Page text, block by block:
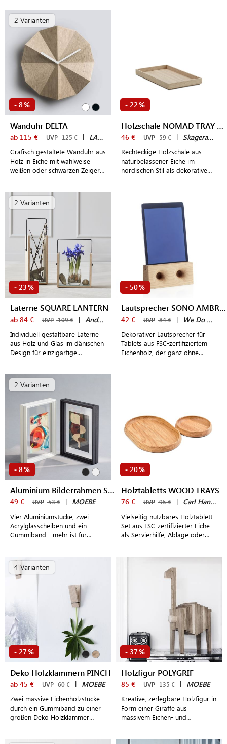
2 Varianten
- 8%
Wanduhr DELTA
ab 115 € UVP 125 € | LAWA DESIGN
Grafisch gestaltete Wanduhr aus
Holz in Eiche mit wahlweise
weißen oder schwarzen Zeigern
- 22 %
Holzschale NOMAD TRAY SMALL
46 € UVP 59 € | Skagerak by Fritz Hansen
Rechteckige Holzschale aus
naturbelassener Eiche im
nordischen Stil als dekorative
2 Varianten
- 23 %
Laterne SQUARE LANTERN
ab 84 € UVP 109 € | Andersen Furniture
Individuell gestaltbare Laterne
aus Holz und Glas im dänischen
Design für einzigartige
- 50%
Lautsprecher SONO AMBRA TABLET
42 € UVP 84 € | We Do Wood
Dekorativer Lautsprecher für
Tablets aus FSC-zertifiziertem
Eichenholz, der ganz ohne
2 Varianten
- 8%
Aluminium Bilderrahmen STANDING FRAME A5
49 € UVP 53 € | MOEBE
Vier Aluminiumstücke, zwei
Acrylglasscheiben und ein
Gummiband - mehr ist für
- 20%
Holztabletts WOOD TRAYS
76 € UVP 95 € | Carl Hansen & Søn
Vielseitig nutzbares Holztablett
Set aus FSC-zertifizierter Eiche
als Servierhilfe, Ablage oder
4 Varianten
- 27%
Deko Holzklammern PINCH
ab 45 € UVP 60 € | MOEBE
Zwei massive Eichenholzstücke
durch ein Gummiband zu einer
großen Deko Holzklammer
- 37%
Holzfigur POLYGRIF
85 € UVP 135 € | MOEBE
Kreative, zerlegbare Holzfigur in
Form einer Giraffe aus
massivem Eichen- und